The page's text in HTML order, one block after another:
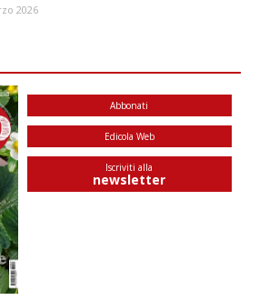
2026
Abbonati
Edicola Web
Iscriviti alla
newsletter